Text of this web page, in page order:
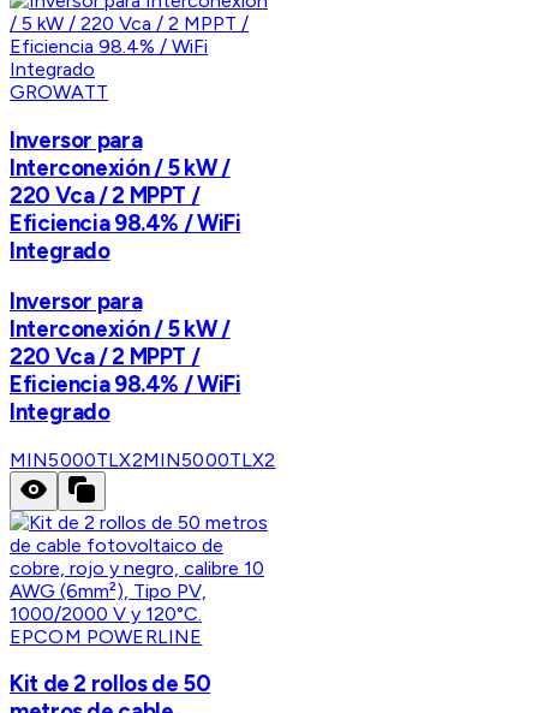
GROWATT
Inversor para
Interconexión / 5 kW /
220 Vca / 2 MPPT /
Eficiencia 98.4% / WiFi
Integrado
Inversor para
Interconexión / 5 kW /
220 Vca / 2 MPPT /
Eficiencia 98.4% / WiFi
Integrado
MIN5000TLX2MIN5000TLX2
EPCOM POWERLINE
Kit de 2 rollos de 50